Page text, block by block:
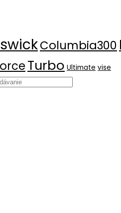
Columbia300
Turbo Ultimate vise